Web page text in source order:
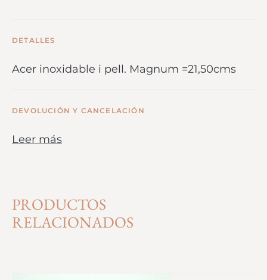
DETALLES
Acer inoxidable i pell. Magnum =21,50cms
DEVOLUCIÓN Y CANCELACIÓN
Leer más
PRODUCTOS
RELACIONADOS